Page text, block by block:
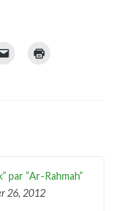
par “Ar-Rahmah”
26, 2012